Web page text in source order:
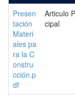
Presen
tación
Materi
ales pa
ra la C
onstru
cción.p
df
Articulo
cipal